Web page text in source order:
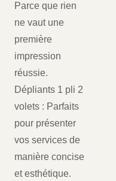
Parce que rien
ne vaut une
première
impression
réussie.
Dépliants 1 pli 2
volets : Parfaits
pour présenter
vos services de
manière concise
et esthétique.